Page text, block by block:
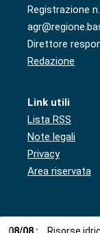
Registrazione
Direttore
Redazione
Link utili
Lista RSS
Note legali
Privacy
Area riservata